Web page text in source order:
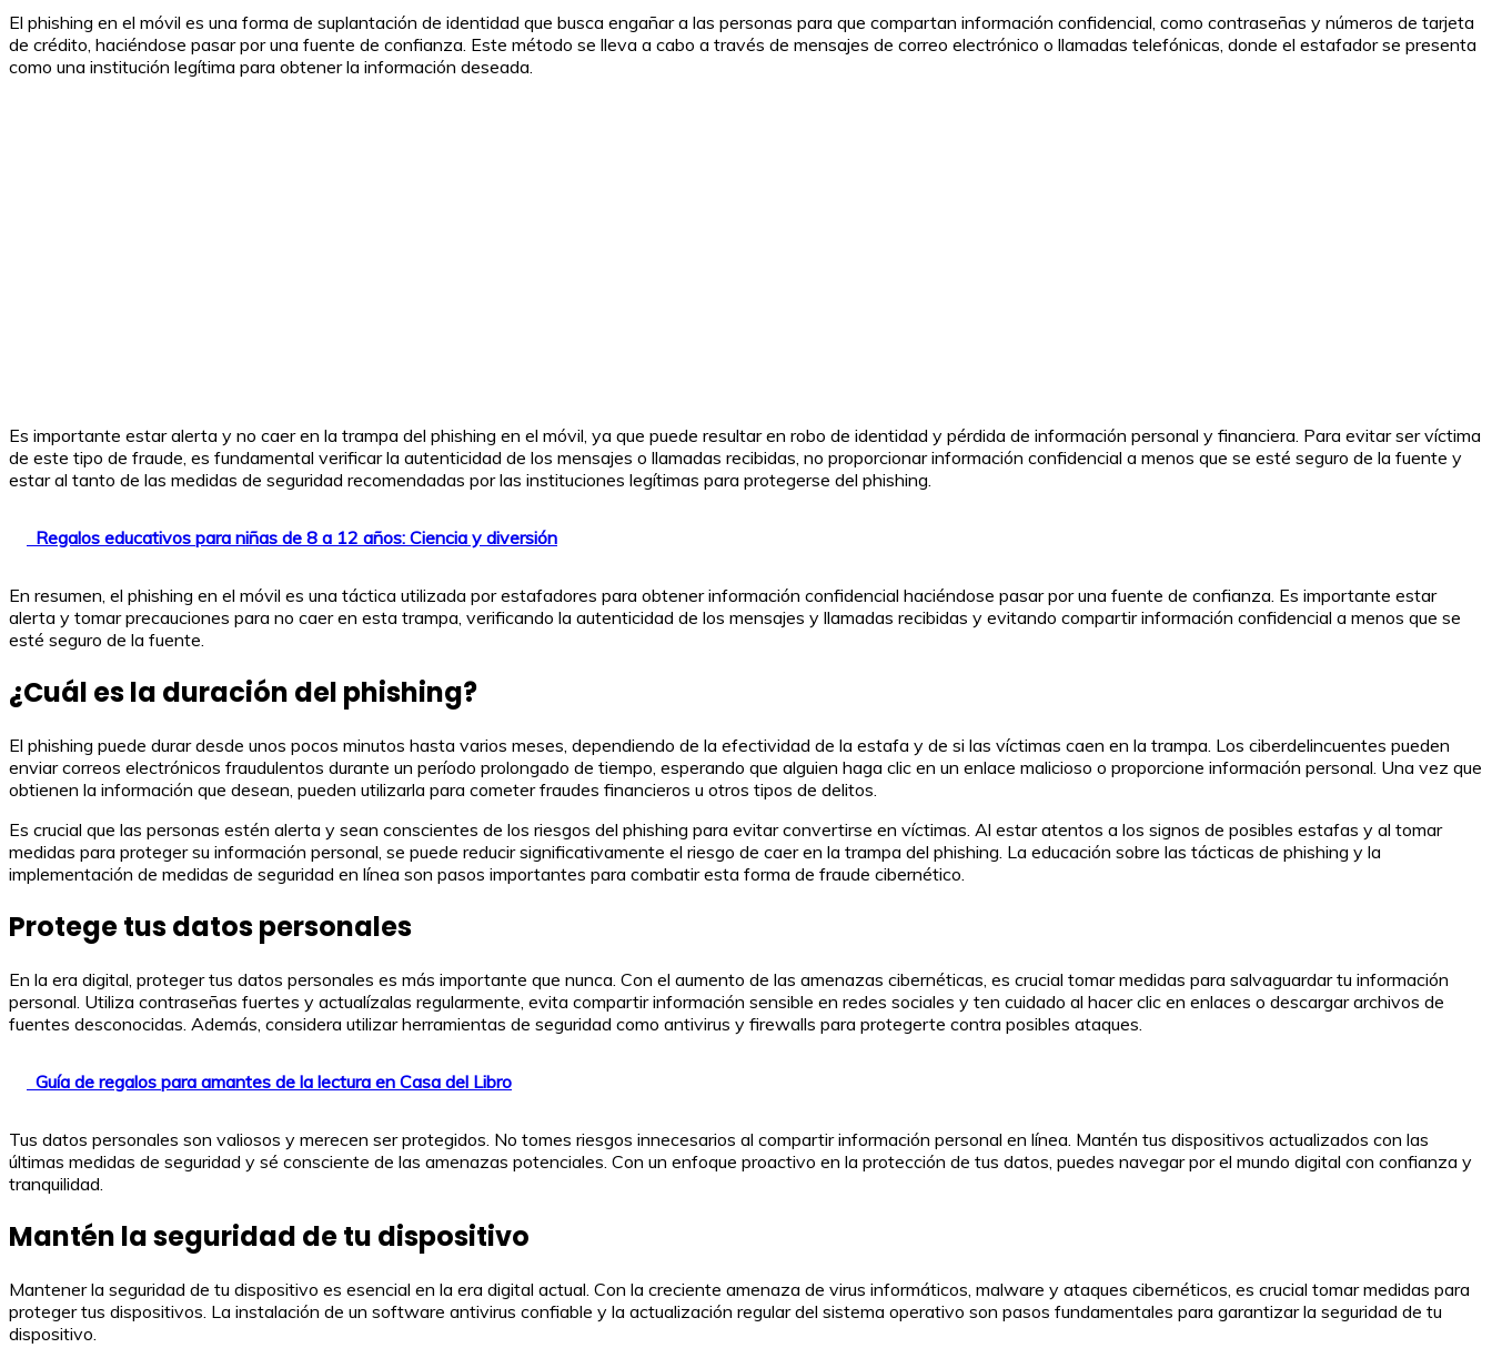
El phishing en el móvil es una forma de suplantación de identidad que busca engañar a las personas para que compartan información confidencial, como contraseñas y números de tarjeta
de crédito, haciéndose pasar por una fuente de confianza. Este método se lleva a cabo a través de mensajes de correo electrónico o llamadas telefónicas, donde el estafador se presenta
como una institución legítima para obtener la información deseada.
Es importante estar alerta y no caer en la trampa del phishing en el móvil, ya que puede resultar en robo de identidad y pérdida de información personal y financiera. Para evitar ser víctima
de este tipo de fraude, es fundamental verificar la autenticidad de los mensajes o llamadas recibidas, no proporcionar información confidencial a menos que se esté seguro de la fuente y
estar al tanto de las medidas de seguridad recomendadas por las instituciones legítimas para protegerse del phishing.
Regalos educativos para niñas de 8 a 12 años: Ciencia y diversión
En resumen, el phishing en el móvil es una táctica utilizada por estafadores para obtener información confidencial haciéndose pasar por una fuente de confianza. Es importante estar
alerta y tomar precauciones para no caer en esta trampa, verificando la autenticidad de los mensajes y llamadas recibidas y evitando compartir información confidencial a menos que se
esté seguro de la fuente.
¿Cuál es la duración del phishing?
El phishing puede durar desde unos pocos minutos hasta varios meses, dependiendo de la efectividad de la estafa y de si las víctimas caen en la trampa. Los ciberdelincuentes pueden
enviar correos electrónicos fraudulentos durante un período prolongado de tiempo, esperando que alguien haga clic en un enlace malicioso o proporcione información personal. Una vez que
obtienen la información que desean, pueden utilizarla para cometer fraudes financieros u otros tipos de delitos.
Es crucial que las personas estén alerta y sean conscientes de los riesgos del phishing para evitar convertirse en víctimas. Al estar atentos a los signos de posibles estafas y al tomar
medidas para proteger su información personal, se puede reducir significativamente el riesgo de caer en la trampa del phishing. La educación sobre las tácticas de phishing y la
implementación de medidas de seguridad en línea son pasos importantes para combatir esta forma de fraude cibernético.
Protege tus datos personales
En la era digital, proteger tus datos personales es más importante que nunca. Con el aumento de las amenazas cibernéticas, es crucial tomar medidas para salvaguardar tu información
personal. Utiliza contraseñas fuertes y actualízalas regularmente, evita compartir información sensible en redes sociales y ten cuidado al hacer clic en enlaces o descargar archivos de
fuentes desconocidas. Además, considera utilizar herramientas de seguridad como antivirus y firewalls para protegerte contra posibles ataques.
Guía de regalos para amantes de la lectura en Casa del Libro
Tus datos personales son valiosos y merecen ser protegidos. No tomes riesgos innecesarios al compartir información personal en línea. Mantén tus dispositivos actualizados con las
últimas medidas de seguridad y sé consciente de las amenazas potenciales. Con un enfoque proactivo en la protección de tus datos, puedes navegar por el mundo digital con confianza y
tranquilidad.
Mantén la seguridad de tu dispositivo
Mantener la seguridad de tu dispositivo es esencial en la era digital actual. Con la creciente amenaza de virus informáticos, malware y ataques cibernéticos, es crucial tomar medidas para
proteger tus dispositivos. La instalación de un software antivirus confiable y la actualización regular del sistema operativo son pasos fundamentales para garantizar la seguridad de tu
dispositivo.